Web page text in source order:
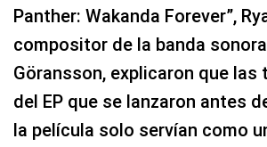
Panther: Wakanda Forever”,
compositor de la banda
Göransson, explicaron que las
del EP que se lanzaron antes
la película solo servían como